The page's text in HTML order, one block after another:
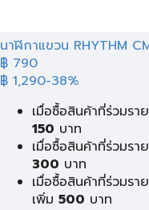
นาฬิกาแขวน RHYTHM
฿ 790
฿ 1,290-38%
เมื่อซื้อสินค้าที่ร่วมรา
150 บาท
เมื่อซื้อสินค้าที่ร่วมรา
300 บาท
เมื่อซื้อสินค้าที่ร่วมรา
เพิ่ม 500 บาท